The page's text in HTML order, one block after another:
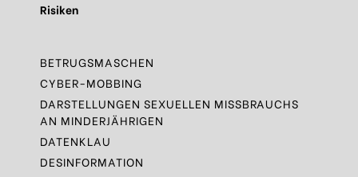
Risiken
BETRUGSMASCHEN
CYBER-MOBBING
DARSTELLUNGEN SEXUELLEN MISSBRAUCHS
AN MINDERJÄHRIGEN
DATENKLAU
DESINFORMATION